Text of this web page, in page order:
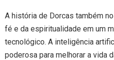
A história de Dorcas também
fé e da espiritualidade em um
tecnológico. A inteligência
poderosa para melhorar a vida